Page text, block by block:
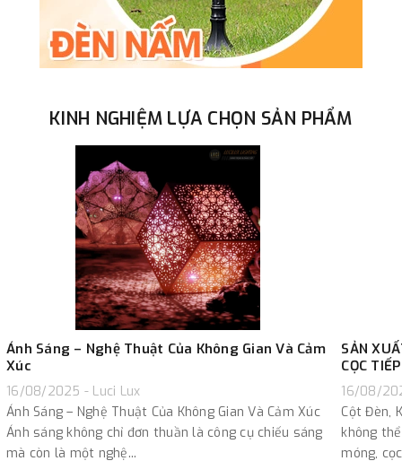
KINH NGHIỆM LỰA CHỌN SẢN PHẨM
Ánh Sáng – Nghệ Thuật Của Không Gian Và Cảm
Xúc
16/08/2025 - Luci Lux
Ánh Sáng – Nghệ Thuật Của Không Gian Và Cảm Xúc
Ánh sáng không chỉ đơn thuần là công cụ chiếu sáng
mà còn là một nghệ...
SẢN
CỌC
16/08/
Cột Đèn,
không
móng,